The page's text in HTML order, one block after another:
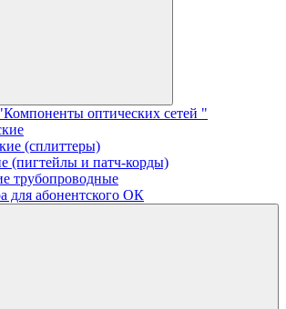
оптических сетей "
(сплиттеры)
(пигтейлы и патч-корды)
трубопроводные
для абонентского ОК